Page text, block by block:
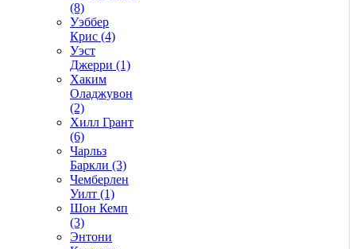
(8)
Уэббер
Крис (4)
Уэст
Джерри (1)
Хаким
Оладжувон
(2)
Хилл Грант
(6)
Чарльз
Баркли (3)
Чемберлен
Уилт (1)
Шон Кемп
(3)
Энтони